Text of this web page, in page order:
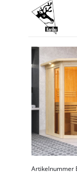
Artikelnummer